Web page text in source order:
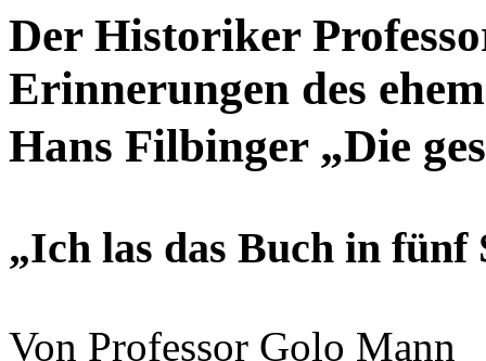
Der Historiker
Erinnerungen des
Hans Filbinger „Die
„Ich las das Buch in fünf
Von Professor Golo Mann